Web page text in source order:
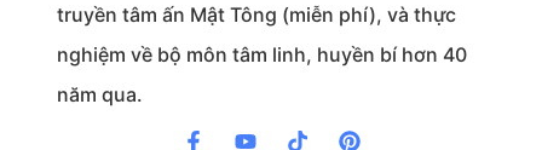
truyền tâm ấn Mật Tông (miễn phí), và thực
nghiệm về bộ môn tâm linh, huyền bí hơn 40
năm qua.